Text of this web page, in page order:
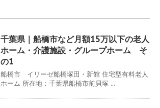
千葉県｜船橋市など月額15万以下の老人
ホーム・介護施設・グループホーム そ
の1
船橋市 イリーゼ船橋塚田・新館 住宅型有料老人
ホーム 所在地：千葉県船橋市前貝塚 ...